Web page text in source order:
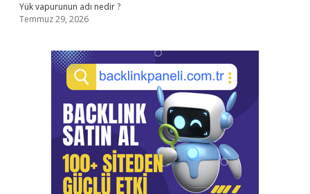
Yük vapurunun adı nedir ?
Temmuz 29, 2026